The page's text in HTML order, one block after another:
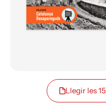
Llegir les